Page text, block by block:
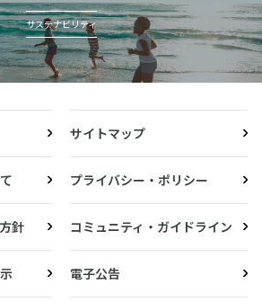
サステナビリティ
サイトマップ
プライバシー・ポリシー
針 コミュニティ・ガイドライン
電子公告